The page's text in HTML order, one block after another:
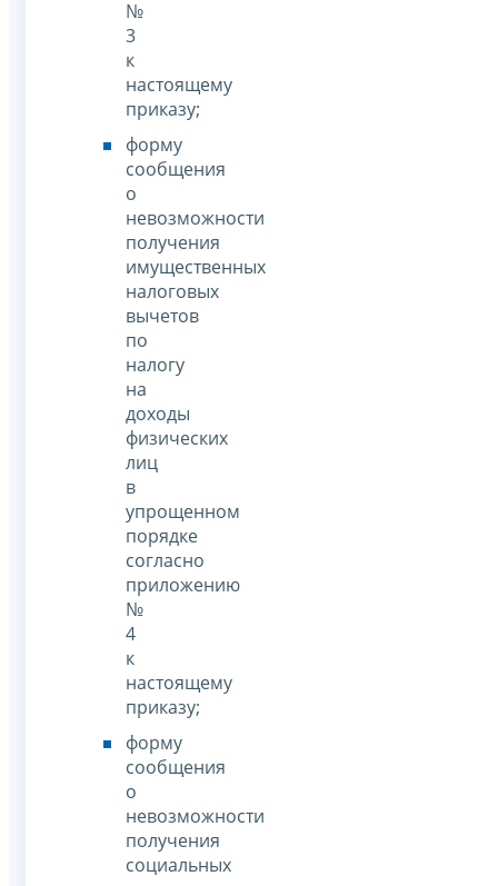
№
3
к
настоящему
приказу;
форму
сообщения
о
невозможности
получения
имущественных
налоговых
вычетов
по
налогу
на
доходы
физических
лиц
в
упрощенном
порядке
согласно
приложению
№
4
к
настоящему
приказу;
форму
сообщения
о
невозможности
получения
социальных